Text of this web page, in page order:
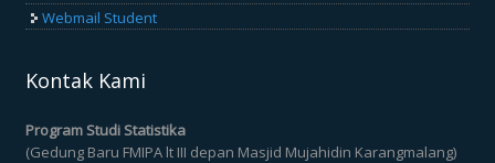
Webmail Student
Kontak Kami
Program Studi Statistika
(Gedung Baru FMIPA lt III depan Masjid Mujahidin Karangmalang)